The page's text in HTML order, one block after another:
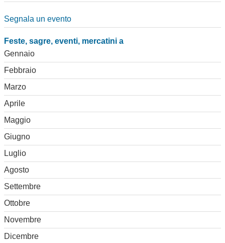
Segnala un evento
Feste, sagre, eventi, mercatini a
Gennaio
Febbraio
Marzo
Aprile
Maggio
Giugno
Luglio
Agosto
Settembre
Ottobre
Novembre
Dicembre